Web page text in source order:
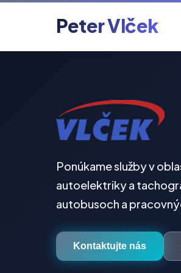
Peter Vlček
Ponúkame služby v
autoelektriky a
autobusoch a
Kontaktujte nás